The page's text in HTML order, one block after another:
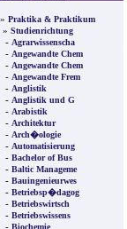
» Praktika & Praktikum
» Studienrichtung
- Agrarwissenscha
- Angewandte Chem
- Angewandte Chem
- Angewandte Frem
- Anglistik
- Anglistik und G
- Arabistik
- Architektur
- Arch�ologie
- Automatisierung
- Bachelor of Bus
- Baltic Manageme
- Bauingenieurwes
- Betriebsp�dagog
- Betriebswirtsch
- Betriebswissens
- Biochemie